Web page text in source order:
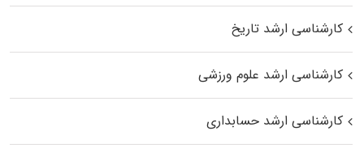
کارشناسی ارشد تاریخ
کارشناسی ارشد علوم ورزشی
کارشناسی ارشد حسابداری